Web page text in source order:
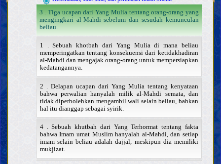
3 . Tiga ucapan dari Yang Mulia tentang orang-orang yang
mengingkari al-Mahdi sebelum dan sesudah kemunculan
beliau.
1 . Sebuah khotbah dari Yang Mulia di mana beliau
memperingatkan tentang konsekuensi dari ketidakhadiran
al-Mahdi dan mengajak orang-orang untuk mempersiapkan
kedatangannya.
2 . Delapan ucapan dari Yang Mulia tentang kenyataan
bahwa perwalian hanyalah milik al-Mahdi semata, dan
tidak diperbolehkan mengambil wali selain beliau, bahkan
hal itu dianggap sebagai syirik.
4 . Sebuah khutbah dari Yang Terhormat tentang fakta
bahwa Imam umat Muslim hanyalah al-Mahdi, dan setiap
imam selain beliau adalah dajjal, meskipun dia memiliki
mukjizat.